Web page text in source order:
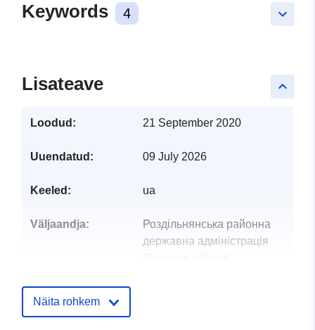
keyboard_arrow_down
Keywords 4
keyboard_arrow_up
Lisateave
Loodud: 21 September 2020
Uuendatud: 09 July 2026
Keeled: ua
Väljaandja:
Роздільнянська районна
державна адміністрація
Kontaktpunktid:
Näita rohkem